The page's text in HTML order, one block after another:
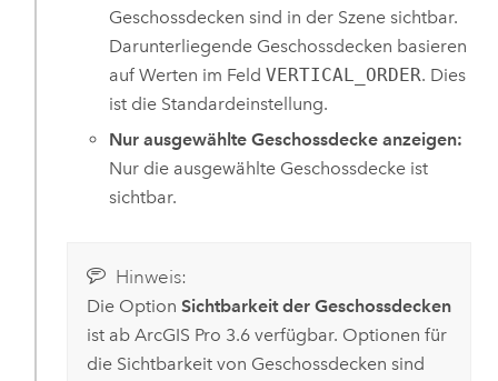
Geschossdecken sind in der Szene sichtbar.
Darunterliegende Geschossdecken basieren
auf Werten im FeldVERTICAL_ORDER. Dies
ist die Standardeinstellung.
Nur ausgewählte Geschossdecke anzeigen:
Nur die ausgewählte Geschossdecke ist
sichtbar.
Hinweis:
Die Option Sichtbarkeit der Geschossdecken
ist ab ArcGIS Pro 3.6verfügbar. Optionen für
die Sichtbarkeit von Geschossdecken sind